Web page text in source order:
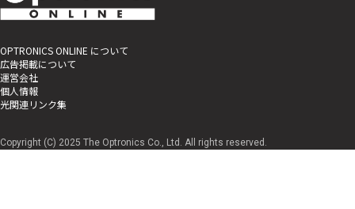
OPTRONICS ONLINE について
広告掲載について
運営会社
個人情報
光関連リンク集
Copyright (C) 2025 The Optronics Co., Ltd. All rights reserved.